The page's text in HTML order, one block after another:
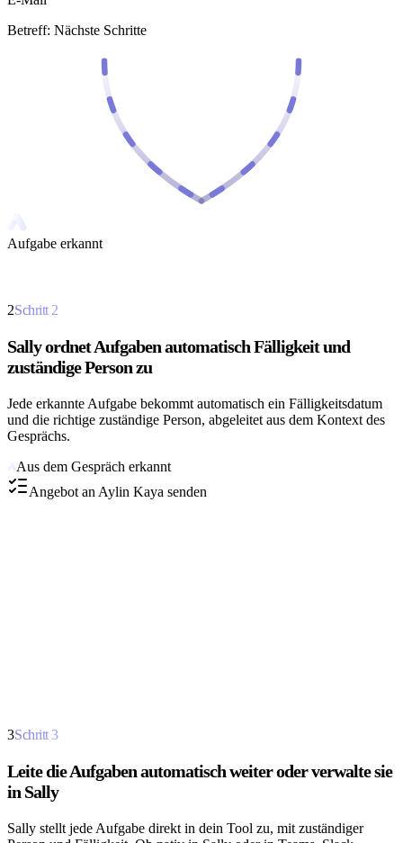
Betreff: Nächste Schritte
Aufgabe erkannt
2Schritt 2
Sally ordnet Aufgaben automatisch Fälligkeit und
zuständige Person zu
Jede erkannte Aufgabe bekommt automatisch ein Fälligkeitsdatum
und die richtige zuständige Person, abgeleitet aus dem Kontext des
Gesprächs.
Aus dem Gespräch erkannt
Angebot an Aylin Kaya senden
3Schritt 3
Leite die Aufgaben automatisch weiter oder verwalte sie
in Sally
Sally stellt jede Aufgabe direkt in dein Tool zu, mit zuständiger